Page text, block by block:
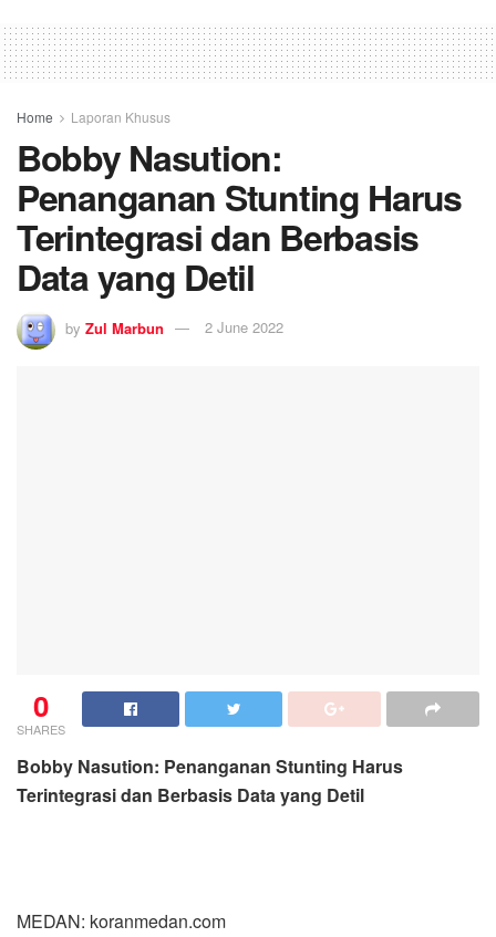
Home Laporan Khusus
Bobby Nasution:
Penanganan Stunting Harus
Terintegrasi dan Berbasis
Data yang Detil
by Zul Marbun 2 June 2022
0
SHARES
Bobby Nasution: Penanganan Stunting Harus
Terintegrasi dan Berbasis Data yang Detil
MEDAN: koranmedan.com